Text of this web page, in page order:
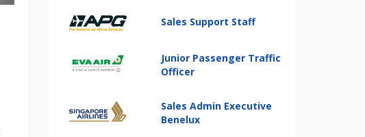
Sales Support Staff
Junior Passenger Traffic
Officer
Sales Admin Executive
Benelux